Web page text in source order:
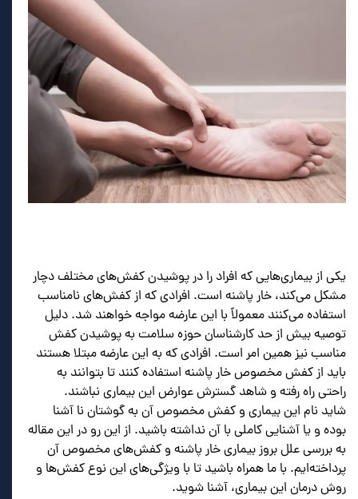
یکی از بیماری‌هایی که افراد را در پوشیدن کفش‌های مختلف دچار
مشکل می‌کند، خار پاشنه است. افرادی که از کفش‌های نامناسب
استفاده می‌کنند معمولاً با این عارضه مواجه خواهند شد. دلیل
توصیه بیش از حد کارشناسان حوزه سلامت به پوشیدن کفش
مناسب نیز همین امر است. افرادی که به این عارضه مبتلا هستند
باید از کفش مخصوص خار پاشنه استفاده کنند تا بتوانند به
راحتی راه رفته و شاهد گسترش عوارض این بیماری نباشند.
شاید نام این بیماری و کفش مخصوص آن به گوشتان نا آشنا
بوده و یا آشنایی کاملی با آن نداشته باشید. از این رو در این مقاله
به بررسی علل بروز بیماری خار پاشنه و کفش‌های مخصوص آن
پرداخته‌ایم. با ما همراه باشید تا با ویژگی‌های این نوع کفش‌ها و
روش درمان این بیماری، آشنا شوید.